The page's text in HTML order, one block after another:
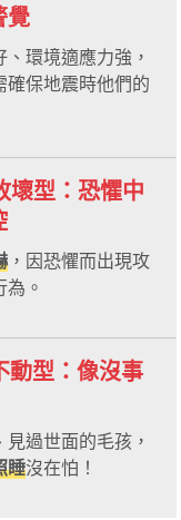
覺
、環境適應力強，
確保地震時他們的
壞型：恐懼中
，因恐懼而出現攻
。
動型：像沒事
過世面的毛孩，
睡沒在怕！